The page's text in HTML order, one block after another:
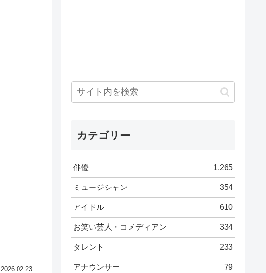
2026.02.23
カテゴリー
俳優 1,265
ミュージシャン 354
アイドル 610
お笑い芸人・コメディアン 334
タレント 233
アナウンサー 79